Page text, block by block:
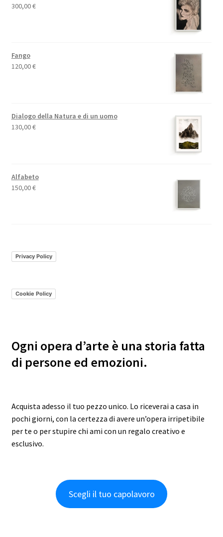
300,00€
Fango
120,00€
Dialogo della Natura e di un uomo
130,00€
Alfabeto
150,00€
Privacy Policy
Cookie Policy
Ogni opera d’arte è una storia fatta
di persone ed emozioni.
Acquista adesso il tuo pezzo unico. Lo riceverai a casa in
pochi giorni, con la certezza di avere un’opera irripetibile
per te o per stupire chi ami con un regalo creativo e
esclusivo.
Scegli il tuo capolavoro